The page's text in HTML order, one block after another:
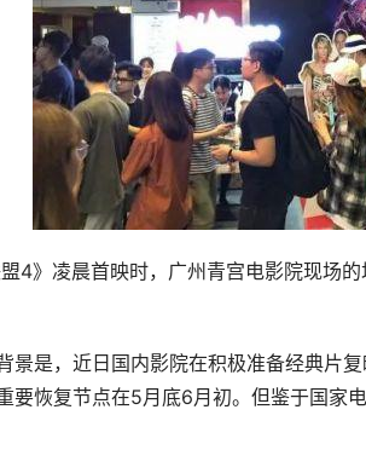
4》凌晨首映时，广州青宫电影院现场
景是，近日国内影院在积极准备经典片
要恢复节点在5月底6月初。但鉴于国家